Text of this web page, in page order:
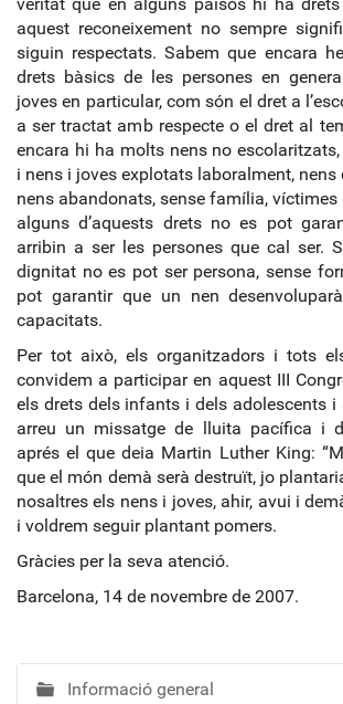
aquest reconeixement no sempre
siguin respectats. Sabem que encara
drets bàsics de les persones en
joves en particular, com són el dret a
a ser tractat amb respecte o el dret al
encara hi ha molts nens no
i nens i joves explotats laboralment, nens
nens abandonats, sense família, víctimes
alguns d’aquests drets no es pot
arribin a ser les persones que cal ser.
dignitat no es pot ser persona, sense
pot garantir que un nen
capacitats.
Per tot això, els organitzadors i tots
convidem a participar en aquest III
els drets dels infants i dels adolescents
arreu un missatge de lluita pacífica i
aprés el que deia Martin Luther King:
que el món demà serà destruït, jo
nosaltres els nens i joves, ahir, avui i
i voldrem seguir plantant pomers.
Gràcies per la seva atenció.
Barcelona, 14 de novembre de 2007.
N
Informació general